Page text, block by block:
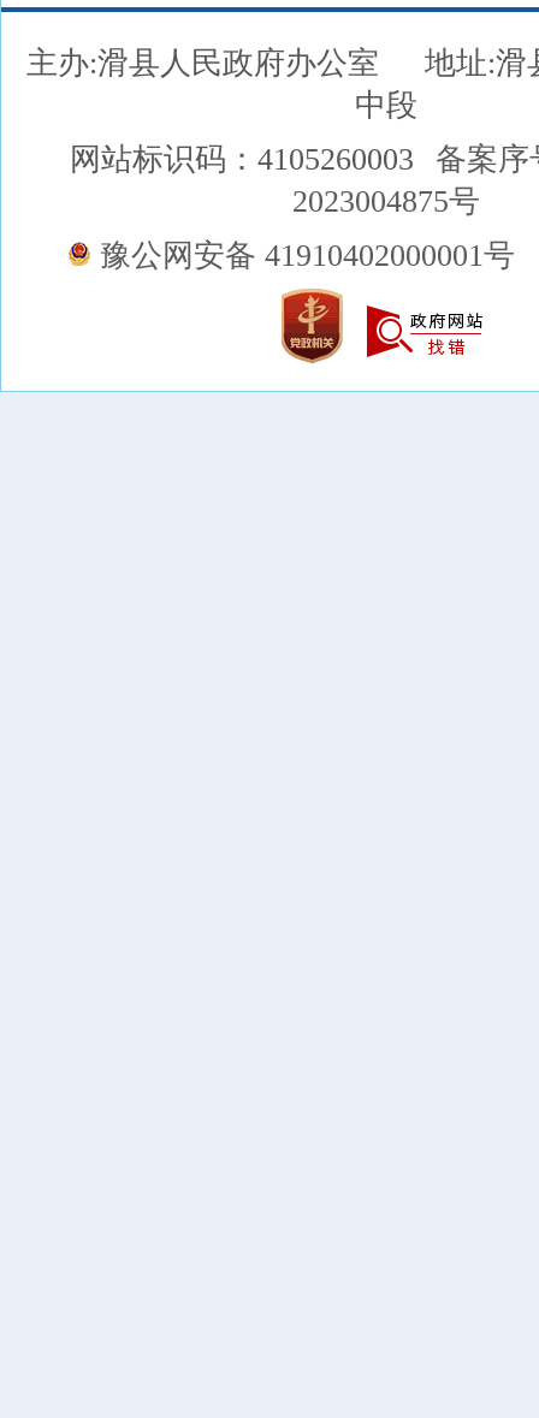
主办:滑县人民政府办公室
地址:滑
中段
网站标识码：4105260003
备案序
2023004875号
豫公网安备 41910402000001号